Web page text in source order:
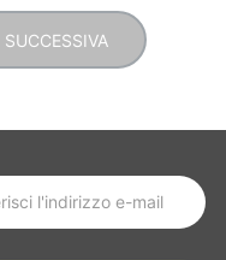
SUCCESSIVA